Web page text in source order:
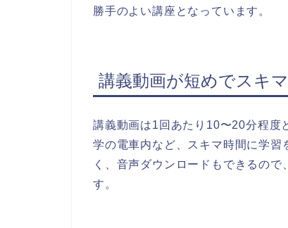
勝手のよい講座となっています。
講義動画が短めでスキ
講義動画は1回あたり10〜20分程度
学の電車内など、スキマ時間に学
く、音声ダウンロードもできるの
す。